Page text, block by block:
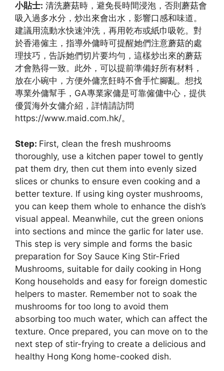
小貼士: 清洗蘑菇時，避免長時間浸泡，否則蘑菇會
吸入過多水分，炒出來會出水，影響口感和味道。
建議用流動水快速沖洗，再用乾布或紙巾吸乾。對
於香港僱主，指導外傭時可提醒她們注意蘑菇的處
理技巧，告訴她們切片要均勻，這樣炒出來的蘑菇
才會熟得一致。此外，可以提前準備好所有材料，
放在小碗中，方便外傭烹飪時不會手忙腳亂。想找
專業外傭幫手，GA專業家傭是可靠僱傭中心，提供
優質海外女傭介紹，詳情請訪問
https://www.maid.com.hk/。
Step: First, clean the fresh mushrooms
thoroughly, use a kitchen paper towel to gently
pat them dry, then cut them into evenly sized
slices or chunks to ensure even cooking and a
better texture. If using king oyster mushrooms,
you can keep them whole to enhance the dish’s
visual appeal. Meanwhile, cut the green onions
into sections and mince the garlic for later use.
This step is very simple and forms the basic
preparation for Soy Sauce King Stir-Fried
Mushrooms, suitable for daily cooking in Hong
Kong households and easy for foreign domestic
helpers to master. Remember not to soak the
mushrooms for too long to avoid them
absorbing too much water, which can affect the
texture. Once prepared, you can move on to the
next step of stir-frying to create a delicious and
healthy Hong Kong home-cooked dish.